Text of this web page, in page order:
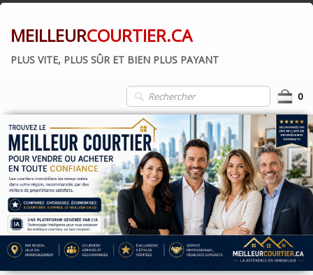
MEILLEURCOURTIER.CA
PLUS VITE, PLUS SÛR ET BIEN PLUS PAYANT
0